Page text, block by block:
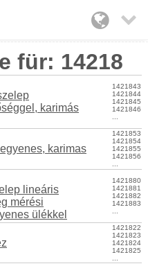

für: 14218
karimás
1421843
1421844
1421845
1421846
karimas
1421853
1421854
1421855
1421856
lineáris
mérési
ülékkel
1421880
1421881
1421882
1421883
1421822
1421823
1421824
1421825